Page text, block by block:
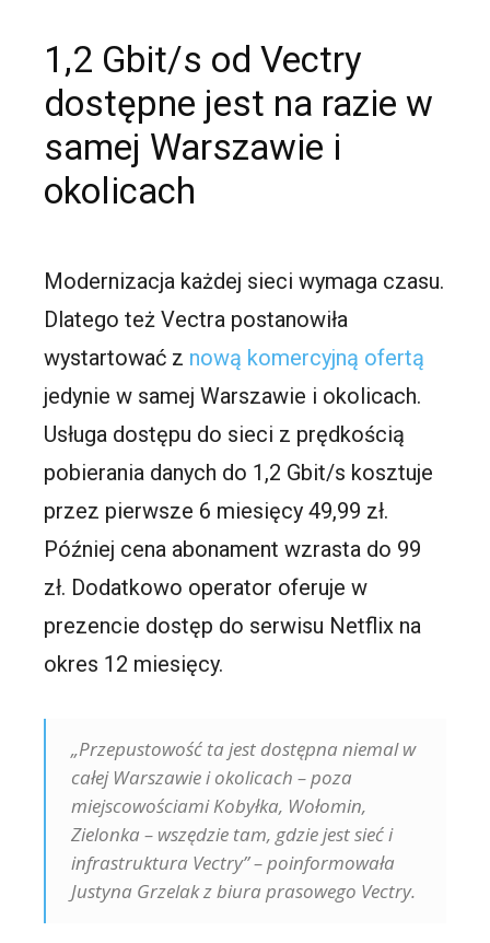
1,2 Gbit/s od Vectry
dostępne jest na razie w
samej Warszawie i
okolicach
Modernizacja każdej sieci wymaga czasu.
Dlatego też Vectra postanowiła
wystartować z nową komercyjną ofertą
jedynie w samej Warszawie i okolicach.
Usługa dostępu do sieci z prędkością
pobierania danych do 1,2 Gbit/s kosztuje
przez pierwsze 6 miesięcy 49,99 zł.
Później cena abonament wzrasta do 99
zł. Dodatkowo operator oferuje w
prezencie dostęp do serwisu Netflix na
okres 12 miesięcy.
„Przepustowość ta jest dostępna niemal w
całej Warszawie i okolicach – poza
miejscowościami Kobyłka, Wołomin,
Zielonka – wszędzie tam, gdzie jest sieć i
infrastruktura Vectry” – poinformowała
Justyna Grzelak z biura prasowego Vectry.